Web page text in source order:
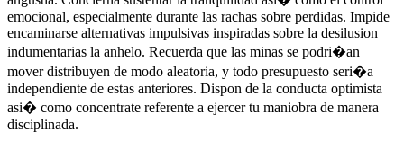
emocional, especialmente durante las rachas sobre perdidas. Impide
encaminarse alternativas impulsivas inspiradas sobre la desilusion
indumentarias la anhelo. Recuerda que las minas se podri�an
mover distribuyen de modo aleatoria, y todo presupuesto seri�a
independiente de estas anteriores. Dispon de la conducta optimista
asi� como concentrate referente a ejercer tu maniobra de manera
disciplinada.